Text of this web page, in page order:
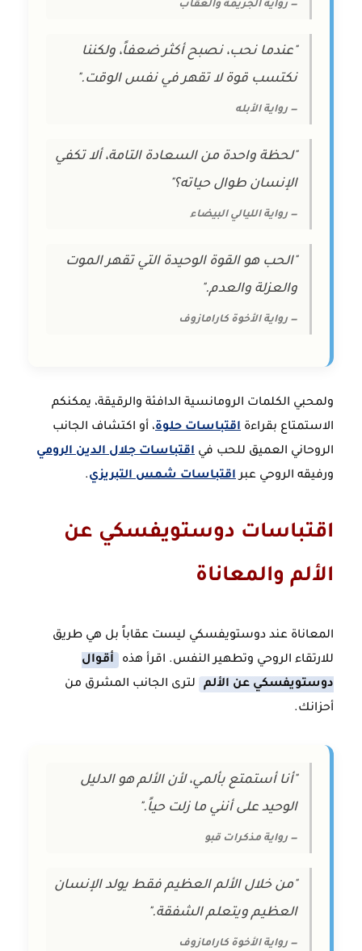
— رواية الجريمة والعقاب
"عندما نحب، نصبح أكثر ضعفاً، ولكننا
نكتسب قوة لا تقهر في نفس الوقت."
— رواية الأبله
"لحظة واحدة من السعادة التامة، ألا تكفي
الإنسان طوال حياته؟"
— رواية الليالي البيضاء
"الحب هو القوة الوحيدة التي تقهر الموت
والعزلة والعدم."
— رواية الأخوة كارامازوف
ولمحبي الكلمات الرومانسية الدافئة والرقيقة، يمكنكم
الاستمتاع بقراءة اقتباسات حلوة، أو اكتشاف الجانب
الروحاني العميق للحب في اقتباسات جلال الدين الرومي
ورفيقه الروحي عبراقتباسات شمس التبريزي.
اقتباسات دوستويفسكي عن
الألم والمعاناة
المعاناة عند دوستويفسكي ليست عقاباً بل هي طريق
للارتقاء الروحي وتطهير النفس. اقرأ هذه
أقوال
دوستويفسكي عن الألم
لترى الجانب المشرق من
أحزانك.
"أنا أستمتع بألمي، لأن الألم هو الدليل
الوحيد على أنني ما زلت حياً."
— رواية مذكرات قبو
"من خلال الألم العظيم فقط يولد الإنسان
العظيم ويتعلم الشفقة."
— رواية الأخوة كارامازوف